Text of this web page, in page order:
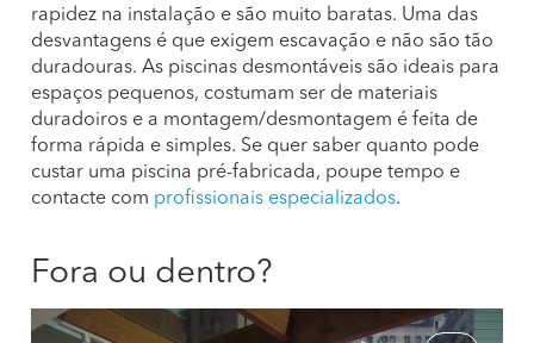
rapidez na instalação e são muito baratas. Uma das
desvantagens é que exigem escavação e não são tão
duradouras. As piscinas desmontáveis são ideais para
espaços pequenos, costumam ser de materiais
duradoiros e a montagem/desmontagem é feita de
forma rápida e simples. Se quer saber quanto pode
custar uma piscina pré-fabricada, poupe tempo e
contacte com profissionais especializados.
Fora ou dentro?